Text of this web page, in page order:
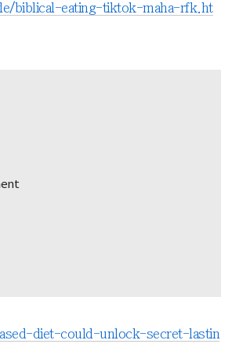
biblical-eating-tiktok-maha-rfk.ht
diet-could-unlock-secret-lastin